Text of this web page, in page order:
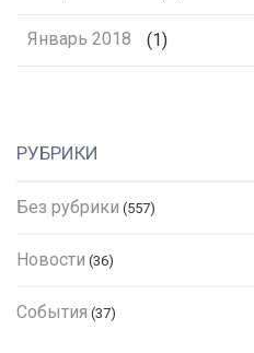
Январь 2018 (1)
РУБРИКИ
Без рубрики (557)
Новости (36)
События (37)